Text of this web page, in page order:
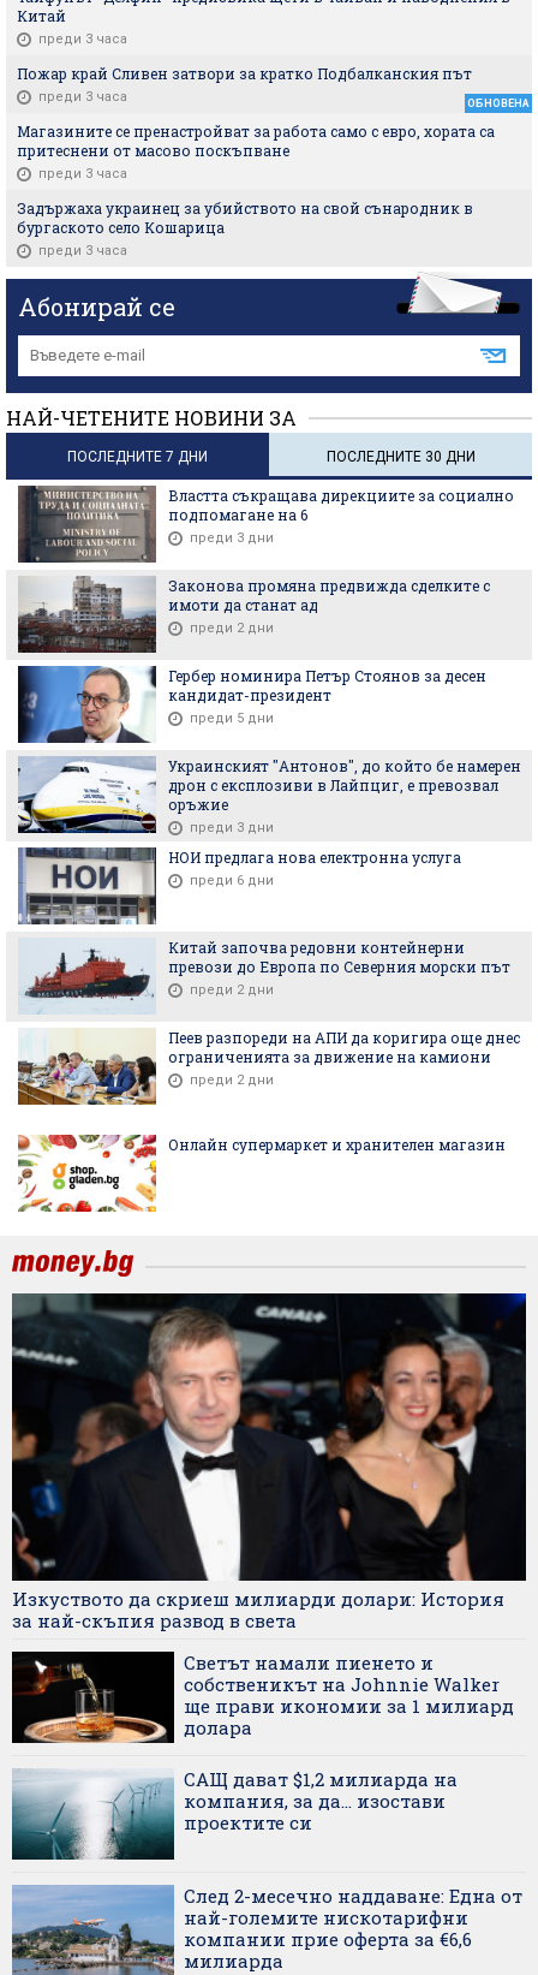
Китай
преди 3 часа
Пожар край Сливен затвори за кратко Подбалканския път
преди 3 часа ОБНОВЕНА
Магазините се пренастройват за работа само с евро, хората са
притеснени от масово поскъпване
преди 3 часа
Задържаха украинец за убийството на свой сънародник в
бургаското село Кошарица
преди 3 часа
Абонирай се
НАЙ-ЧЕТЕНИТЕ НОВИНИ ЗА
ПОСЛЕДНИТЕ 7 ДНИ ПОСЛЕДНИТЕ 30 ДНИ
Властта съкращава дирекциите за социално
подпомагане на 6
преди 3 дни
Законова промяна предвижда сделките с
имоти да станат ад
преди 2 дни
Гербер номинира Петър Стоянов за десен
кандидат-президент
преди 5 дни
Украинският "Антонов", до който бе намерен
дрон с експлозиви в Лайпциг, е превозвал
оръжие
преди 3 дни
НОИ предлага нова електронна услуга
преди 6 дни
Китай започва редовни контейнерни
превози до Европа по Северния морски път
преди 2 дни
Пеев разпореди на АПИ да коригира още днес
ограниченията за движение на камиони
преди 2 дни
Онлайн супермаркет и хранителен магазин
Изкуството да скриеш милиарди долари: История
за най-скъпия развод в света
Светът намали пиенето и
собственикът на Johnnie Walker
ще прави икономии за 1 милиард
долара
САЩ дават $1,2 милиарда на
компания, за да... изостави
проектите си
След 2-месечно наддаване: Една от
най-големите нискотарифни
компании прие оферта за €6,6
милиарда